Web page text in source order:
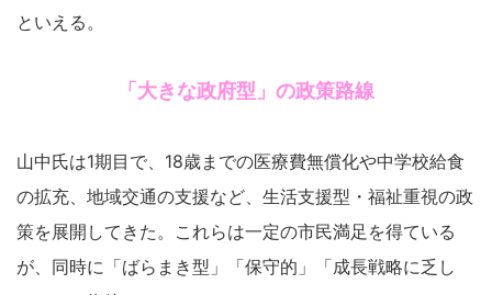
といえる。
「大きな政府型」の政策路線
山中氏は1期目で、18歳までの医療費無償化や中学校給食
の拡充、地域交通の支援など、生活支援型・福祉重視の政
策を展開してきた。これらは一定の市民満足を得ている
が、同時に「ばらまき型」「保守的」「成長戦略に乏し